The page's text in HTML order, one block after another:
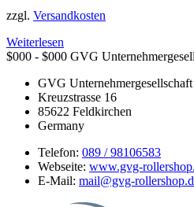
zzgl. Versandkosten
Weiterlesen
$000 - $000 GVG
GVG
Kreuzstrasse 16
85622 Feldkirchen
Germany
Telefon: 089 / 98106583
Webseite: www.gvg-
E-Mail: mail@gvg-